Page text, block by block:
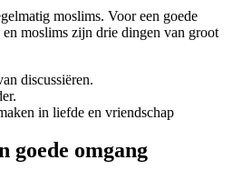
moslims. Voor een goede
en moslims zijn drie dingen van groot
discussiëren.
in liefde en vriendschap
goede omgang